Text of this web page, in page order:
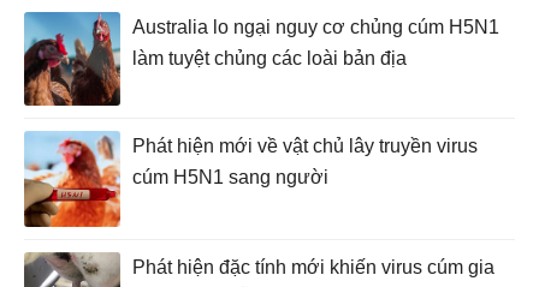
Australia lo ngại nguy cơ chủng cúm H5N1
làm tuyệt chủng các loài bản địa
Phát hiện mới về vật chủ lây truyền virus
cúm H5N1 sang người
Phát hiện đặc tính mới khiến virus cúm gia